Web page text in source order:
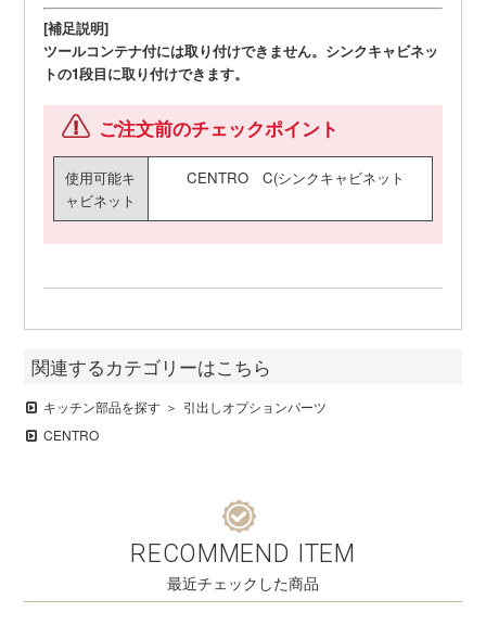
[補足説明]
ツールコンテナ付には取り付けできません。シンクキャビネッ
トの1段目に取り付けできます。
ご注文前のチェックポイント
使用可能キ
ャビネット
CENTRO C(シンクキャビネット
関連するカテゴリーはこちら
キッチン部品を探す
引出しオプションパーツ
CENTRO
RECOMMEND ITEM
最近チェックした商品